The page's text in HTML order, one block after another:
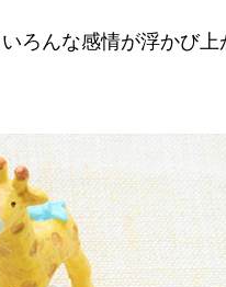
ろんな感情が浮かび上